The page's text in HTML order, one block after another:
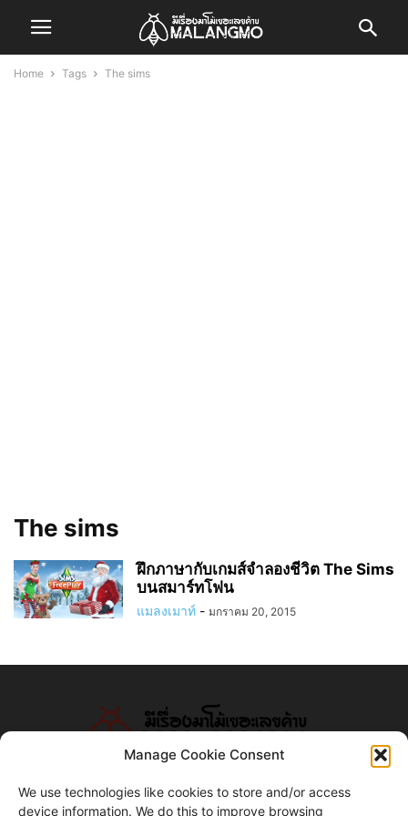
Manage Cookie Consent
We use technologies like cookies to store and/or access
device information. We do this to improve browsing
Home Tags The sims
The sims
ฝึกภาษากับเกมส์จำลองชีวิต The Sims
บนสมาร์ทโฟน
แมลงเมาท์ - มกราคม 20, 2015